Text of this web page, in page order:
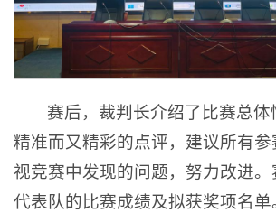
赛后，裁判长介绍了比赛总体
精准而又精彩的点评，建议所有
视竞赛中发现的问题，努力改进
代表队的比赛成绩及拟获奖项名